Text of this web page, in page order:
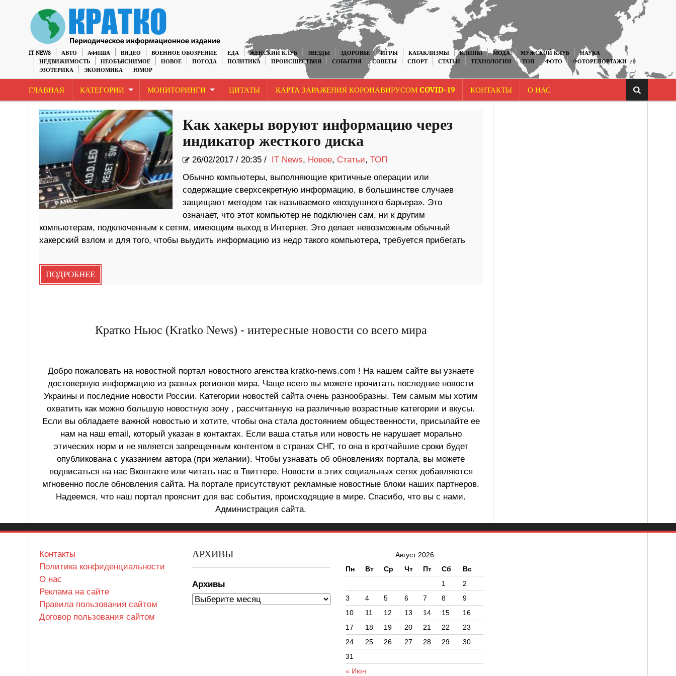
IT NEWS АВТО АФИША ВИДЕО ВОЕННОЕ ОБОЗРЕНИЕ ЕДА ЖЕНСКИЙ КЛУБ ЗВЕЗДЫ ЗДОРОВЬЕ ИГРЫ КАТАКЛИЗМЫ КЛИПЫ МОДА МУЖСКОЙ КЛУБ
НАУКА
НЕДВИЖИМОСТЬ
НЕОБЪЯСНИМОЕ НОВОЕ ПОГОДА ПОЛИТИКА ПРОИСШЕСТВИЯ СОБЫТИЯ СОВЕТЫ СПОРТ СТАТЬИ ТЕХНОЛОГИИ ТОП ФОТО
ФОТОРЕПОРТАЖИ
ЭЗОТЕРИКА
ЭКОНОМИКА ЮМОР
ГЛАВНАЯ КАТЕГОРИИ МОНИТОРИНГИ ЦИТАТЫ КАРТА ЗАРАЖЕНИЯ КОРОНАВИРУСОМ COVID-19 КОНТАКТЫ О НАС
Как хакеры воруют информацию через
индикатор жесткого диска
26/02/2017/ 20:35 / IT News, Новое, Статьи, ТОП
Обычно компьютеры, выполняющие критичные операции или
содержащие сверхсекретную информацию, в большинстве случаев
защищают методом так называемого «воздушного барьера». Это
означает, что этот компьютер не подключен сам, ни к другим
компьютерам, подключенным к сетям, имеющим выход в Интернет. Это делает невозможным обычный
хакерский взлом и для того, чтобы выудить информацию из недр такого компьютера, требуется прибегать
ПОДРОБНЕЕ
Кратко Ньюс (Kratko News) - интересные новости со всего мира
Добро пожаловать на новостной портал новостного агенства kratko-news.com ! На нашем сайте вы узнаете
достоверную информацию из разных регионов мира. Чаще всего вы можете прочитать последние новости
Украины и последние новости России. Категории новостей сайта очень разнообразны. Тем самым мы хотим
охватить как можно большую новостную зону , рассчитанную на различные возрастные категории и вкусы.
Если вы обладаете важной новостью и хотите, чтобы она стала достоянием общественности, присылайте ее
нам на наш email, который указан в контактах. Если ваша статья или новость не нарушает морально
этических норм и не является запрещенным контентом в странах СНГ, то она в кротчайшие сроки будет
опубликована с указанием автора (при желании). Чтобы узнавать об обновлениях портала, вы можете
подписаться на нас Вконтакте или читать нас в Твиттере. Новости в этих социальных сетях добавляются
мгновенно после обновления сайта. На портале присутствуют рекламные новостные блоки наших партнеров.
Надеемся, что наш портал прояснит для вас события, происходящие в мире. Спасибо, что вы с нами.
Администрация сайта.
Контакты
Политика конфиденциальности
О нас
Реклама на сайте
Правила пользования сайтом
Договор пользования сайтом
АРХИВЫ
Архивы
Август 2026
Пн
Вт Ср Чт Пт Сб Вс
« Июн
1
2
3
4 5 6 7 8
9
10
11 12 13 14 15
16
17
18 19 20 21 22
23
24
25 26 27 28 29
30
31